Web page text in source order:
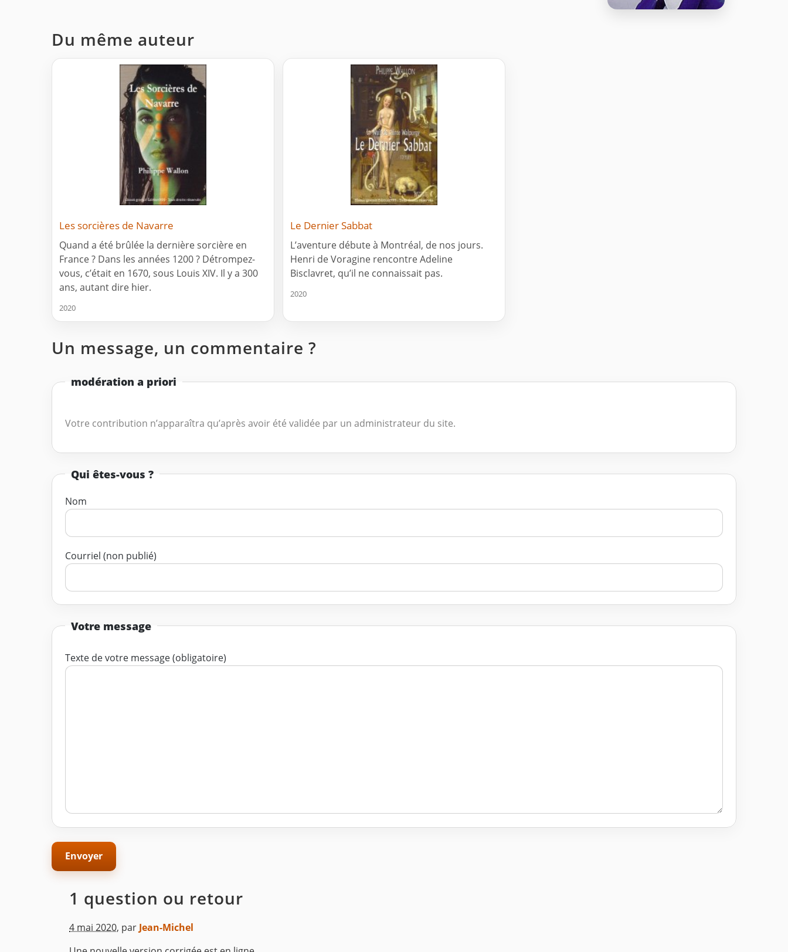
Du même auteur
Les sorcières de Navarre
Quand a été brûlée la dernière sorcière en
France ? Dans les années 1200 ? Détrompez-
vous, c’était en 1670, sous Louis XIV. Il y a 300
ans, autant dire hier.
2020
Le Dernier Sabbat
L’aventure débute à Montréal, de nos jours.
Henri de Voragine rencontre Adeline
Bisclavret, qu’il ne connaissait pas.
2020
Un message, un commentaire ?
modération a priori
Votre contribution n’apparaîtra qu’après avoir été validée par un administrateur du site.
Qui êtes-vous ?
Nom
Courriel (non publié)
Votre message
Texte de votre message (obligatoire)
1 question ou retour
4 mai 2020, par Jean-Michel